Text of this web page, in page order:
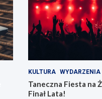
KULTURA WYDARZENIA
Taneczna Fiesta na
Finał Lata!